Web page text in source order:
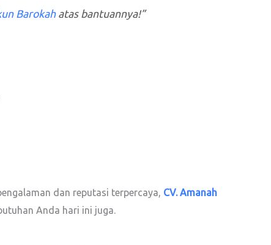
Barokahatas bantuannya!”
dan reputasi terpercaya, CV. Amanah
Anda hari ini juga.